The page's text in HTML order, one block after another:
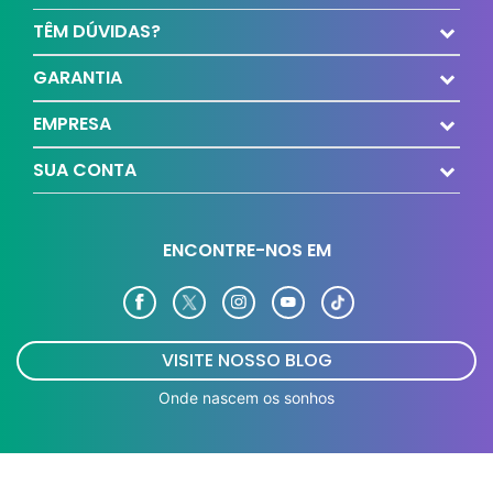
TÊM DÚVIDAS?
GARANTIA
EMPRESA
SUA CONTA
ENCONTRE-NOS EM
VISITE NOSSO BLOG
Onde nascem os sonhos